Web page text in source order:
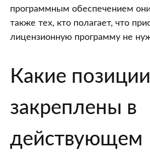
программным обеспечением
также тех, кто полагает, что
лицензионную программу не
Какие позиции
закреплены в
действующем